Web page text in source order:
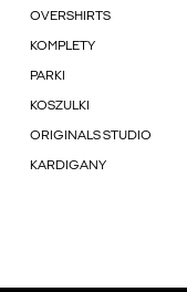
OVERSHIRTS
KOMPLETY
PARKI
KOSZULKI
ORIGINALS STUDIO
KARDIGANY